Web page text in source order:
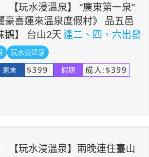
【玩水浸溫泉】 “廣東第一泉”
豪喜運來溫泉度假村》 品五邑
鵝】 台山2天逢二、四、六出發
玩水浸溫泉
週末 $399 假期 成人:$399
【玩水浸溫泉】兩晚連住臺山